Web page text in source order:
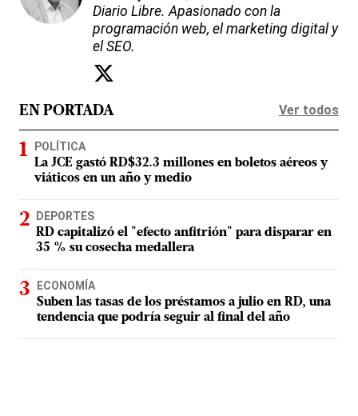
Diario Libre. Apasionado con la
programación web, el marketing digital y
el SEO.
EN PORTADA Ver todos
POLÍTICA
La JCE gastó RD$32.3 millones en boletos aéreos y
viáticos en un año y medio
DEPORTES
RD capitalizó el "efecto anfitrión" para disparar en
35 % su cosecha medallera
ECONOMÍA
Suben las tasas de los préstamos a julio en RD, una
tendencia que podría seguir al final del año